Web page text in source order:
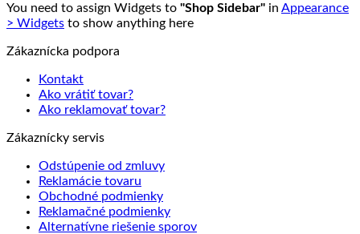
You need to assign Widgets to "Shop Sidebar" in Appearance
> Widgets to show anything here
Zákaznícka podpora
Kontakt
Ako vrátiť tovar?
Ako reklamovať tovar?
Zákaznícky servis
Odstúpenie od zmluvy
Reklamácie tovaru
Obchodné podmienky
Reklamačné podmienky
Alternatívne riešenie sporov